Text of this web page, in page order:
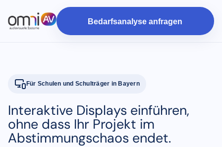
Bedarfsanalyse anfragen
Für Schulen und Schulträger in Bayern
Interaktive Displays einführen,
ohne dass Ihr Projekt im
Abstimmungs­chaos endet.